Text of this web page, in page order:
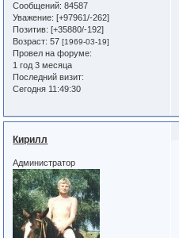
Сообщений: 84587
Уважение: [+97961/-262]
Позитив: [+35880/-192]
Возраст: 57[1969-03-19]
Провел на форуме:
1 год 3 месяца
Последний визит:
Сегодня 11:49:30
Кирилл
Администратор